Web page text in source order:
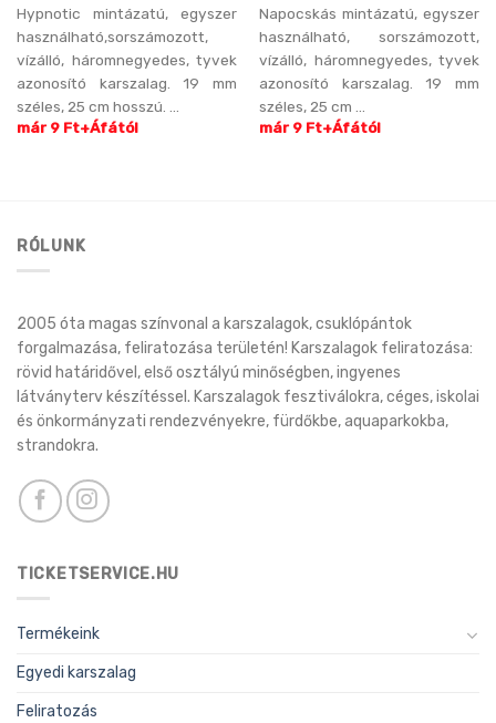
Hypnotic mintázatú, egyszer
használható,sorszámozott,
vízálló, háromnegyedes, tyvek
azonosító karszalag. 19 mm
széles, 25 cm hosszú. ...
már 9 Ft+Áfától
Napocskás mintázatú, egyszer
használható, sorszámozott,
vízálló, háromnegyedes, tyvek
azonosító karszalag. 19 mm
széles, 25 cm ...
már 9 Ft+Áfától
RÓLUNK
2005 óta magas színvonal a karszalagok, csuklópántok
forgalmazása, feliratozása területén! Karszalagok feliratozása:
rövid határidővel, első osztályú minőségben, ingyenes
látványterv készítéssel. Karszalagok fesztiválokra, céges, iskolai
és önkormányzati rendezvényekre, fürdőkbe, aquaparkokba,
strandokra.
TICKETSERVICE.HU
Termékeink
Egyedi karszalag
Feliratozás